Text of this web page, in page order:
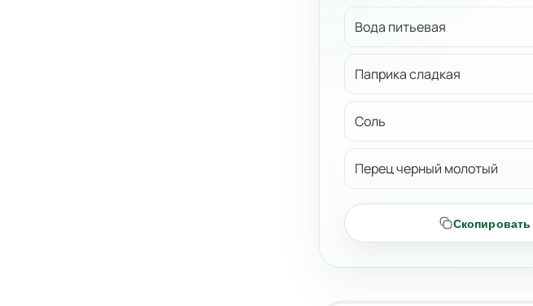
Вода питьевая
Паприка сладкая
Соль
Перец черный молотый
Скопировать